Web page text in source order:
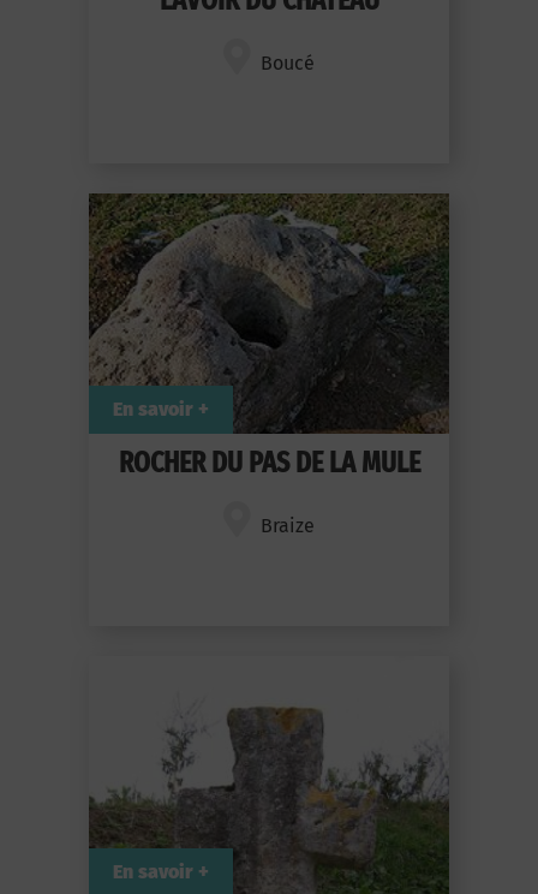
Boucé
ROCHER DU PAS DE LA MULE
Braize
En savoir +
En savoir +